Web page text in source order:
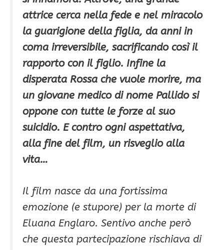
attrice cerca nella fede e nel miracolo
la guarigione della figlia, da anni in
coma irreversibile, sacrificando così il
rapporto con il figlio. Infine la
disperata Rossa che vuole morire, ma
un giovane medico di nome Pallido si
oppone con tutte le forze al suo
suicidio. E contro ogni aspettativa,
alla fine del film, un risveglio alla
vita…
Il film nasce da una fortissima
emozione (e stupore) per la morte di
Eluana Englaro. Sentivo anche però
che questa partecipazione rischiava di